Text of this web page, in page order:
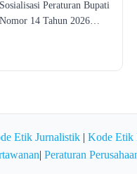
Sosialisasi Peraturan Bupati
Nomor 14 Tahun 2026…
Etik Jurnalistik | Kode Etik
| Peraturan